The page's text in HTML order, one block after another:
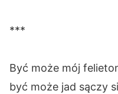
***
Być może mój
być może jad sączy